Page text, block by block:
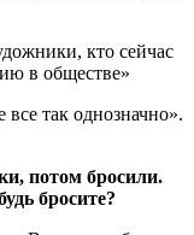
так однозначно».
потом бросили.
бросите?